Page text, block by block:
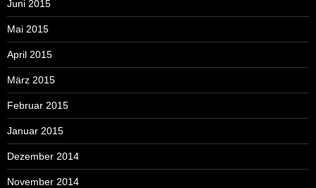
Juni 2015
Mai 2015
April 2015
März 2015
Februar 2015
Januar 2015
Dezember 2014
November 2014